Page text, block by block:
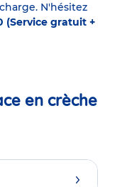
N'hésitez
(Service gratuit +
en crèche